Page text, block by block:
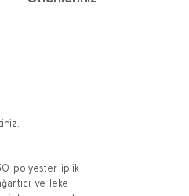
polyester iplik
ve leke